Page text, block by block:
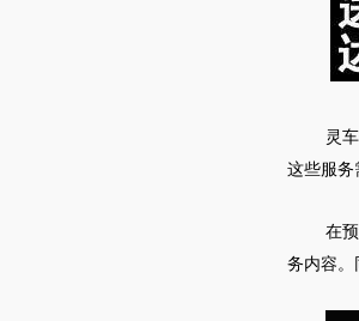
灵车
这些服务
在
务内容。